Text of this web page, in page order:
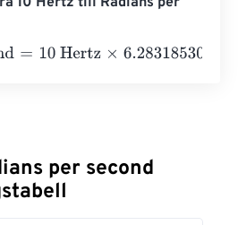
=10 Hertz×6.2831853071796=
per second